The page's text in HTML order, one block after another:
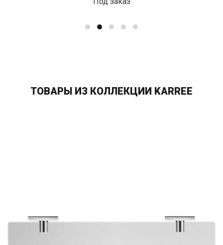
ТОВАРЫ ИЗ КОЛЛЕКЦИИ KARREE